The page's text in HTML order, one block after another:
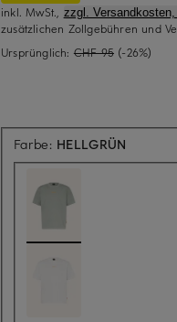
inkl. MwSt., zzgl.
zusätzlichen Zollgebühren und
Ursprünglich: CHF 95 (-26%)
Farbe: HELLGRÜN